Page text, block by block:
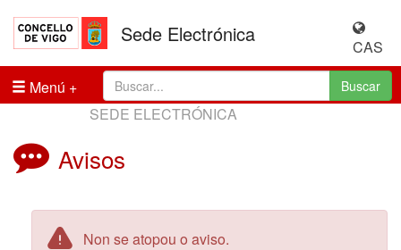
Sede Electrónica
CAS
Menú
Buscar
SEDE ELECTRÓNICA
Avisos
Non se atopou o aviso.